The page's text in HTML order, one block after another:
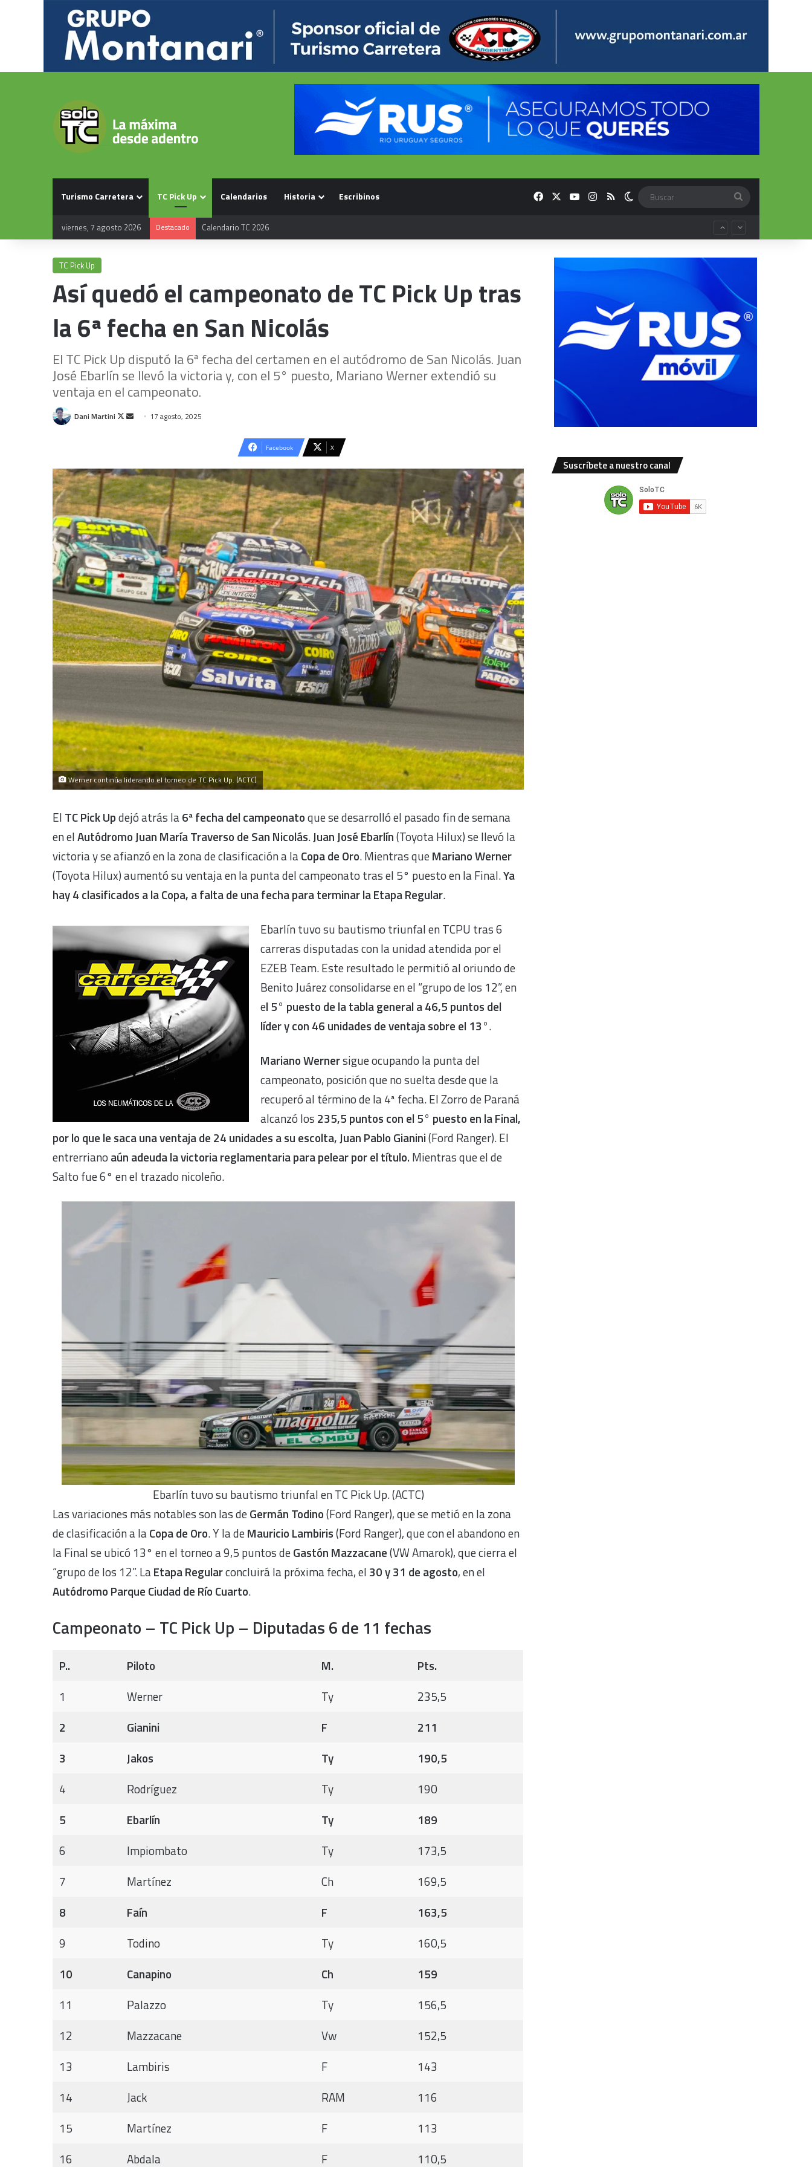
Turismo Carretera TC Pick Up Calendarios Historia Escribinos FacebookYouTubeInstagram
RSS Switch skin
viernes, 7 agosto 2026 Destacado Calendario TC 2026
TC Pick Up
Así quedó el campeonato de TC Pick Up tras
la 6ª fecha en San Nicolás
El TC Pick Up disputó la 6ª fecha del certamen en el autódromo de San Nicolás. Juan
José Ebarlín se llevó la victoria y, con el 5° puesto, Mariano Werner extendió su
ventaja en el campeonato.
Dani Martini
Follow
Send 17 agosto, 2025
Facebook X
Werner continúa liderando el torneo de TC Pick Up. (ACTC)
El TC Pick Updejó atrás la6ª fecha del campeonatoque se desarrolló el pasado fin de semana
en elAutódromo Juan María Traverso de San Nicolás.Juan José Ebarlín(Toyota Hilux) se llevó la
victoria y se afianzó en la zona de clasificación a laCopa de Oro. Mientras queMariano Werner
(Toyota Hilux) aumentó su ventaja en la punta del campeonato tras el 5° puesto en la Final.Ya
hay 4 clasificados a la Copa, a falta de una fecha para terminar la Etapa Regular.
Ebarlín tuvo su bautismo triunfal en TCPU tras 6
carreras disputadas con la unidad atendida por el
EZEB Team. Este resultado le permitió al oriundo de
Benito Juárezconsolidarse en el “grupo de los 12”, en
el 5° puesto de la tabla general a 46,5 puntos del
líder y con 46 unidades de ventaja sobre el 13°.
Mariano Wernersigue ocupando la punta del
campeonato, posición que no suelta desde que la
recuperó al término de la 4ª fecha. El Zorro de Paraná
alcanzó los 235,5 puntos con el 5° puesto en la Final,
por lo que le saca una ventaja de 24 unidades a su escolta, Juan Pablo Gianini(Ford Ranger). El
entrerriano aún adeuda la victoria reglamentaria para pelear por el título. Mientras que el de
Salto fue 6° en el trazado nicoleño.
Ebarlín tuvo su bautismo triunfal en TC Pick Up. (ACTC)
Las variaciones más notables son las deGermán Todino(Ford Ranger), que se metió en la zona
de clasificación a laCopa de Oro. Y la deMauricio Lambiris(Ford Ranger), que con el abandono en
la Final se ubicó 13° en el torneo a 9,5 puntos deGastón Mazzacane(VW Amarok), que cierra el
“grupo de los 12”. LaEtapa Regularconcluirá la próxima fecha, el 30 y 31 de agosto, en el
Autódromo Parque Ciudad de Río Cuarto.
Campeonato – TC Pick Up – Diputadas 6 de 11 fechas
P.. Piloto M.
Pts.
1
Werner Ty
235,5
2
Gianini F
211
3
Jakos Ty
190,5
4
Rodríguez Ty
190
5
Ebarlín Ty
189
6
Impiombato Ty
173,5
7
Martínez Ch
169,5
8
Faín F
163,5
9
Todino Ty
160,5
10
Canapino Ch
159
11
Palazzo Ty
156,5
12
Mazzacane Vw
152,5
13
Lambiris F
143
14
Jack RAM
116
15
Martínez F
113
16
Abdala F 110,5
Suscríbete a nuestro canal